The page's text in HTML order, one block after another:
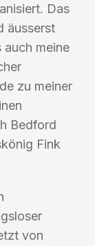
Das
äusserst
meine
zu meiner
Bedford
Fink
von